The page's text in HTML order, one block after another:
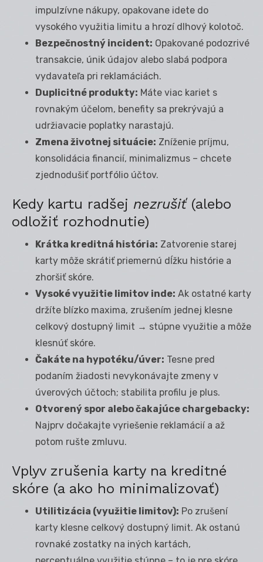
impulzívne nákupy, opakovane idete do
vysokého využitia limitu a hrozí dlhový kolotoč.
Bezpečnostný incident: Opakované podozrivé
transakcie, únik údajov alebo slabá podpora
vydavateľa pri reklamáciách.
Duplicitné produkty: Máte viac kariet s
rovnakým účelom, benefity sa prekrývajú a
udržiavacie poplatky narastajú.
Zmena životnej situácie: Zníženie príjmu,
konsolidácia financií, minimalizmus – chcete
zjednodušiť portfólio účtov.
Kedy kartu radšej nezrušiť(alebo
odložiť rozhodnutie)
Krátka kreditná história: Zatvorenie starej
karty môže skrátiť priemernú dĺžku histórie a
zhoršiť skóre.
Vysoké využitie limitov inde: Ak ostatné karty
držíte blízko maxima, zrušením jednej klesne
celkový dostupný limit → stúpne využitie a môže
klesnúť skóre.
Čakáte na hypotéku/úver: Tesne pred
podaním žiadosti nevykonávajte zmeny v
úverových účtoch; stabilita profilu je plus.
Otvorený spor alebo čakajúce chargebacky:
Najprv dočakajte vyriešenie reklamácií a až
potom rušte zmluvu.
Vplyv zrušenia karty na kreditné
skóre (a ako ho minimalizovať)
Utilitizácia (využitie limitov): Po zrušení
karty klesne celkový dostupný limit. Ak ostanú
rovnaké zostatky na iných kartách,